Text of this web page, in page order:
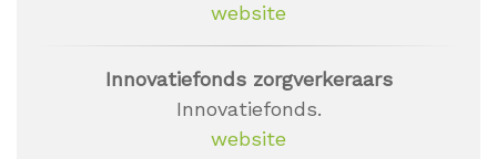
website
Innovatiefonds zorgverkeraars
Innovatiefonds.
website